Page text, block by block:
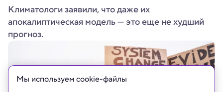
Климатологи заявили, что даже их
апокалиптическая модель — это еще не худший
прогноз.
Мы используем сookie-файлы